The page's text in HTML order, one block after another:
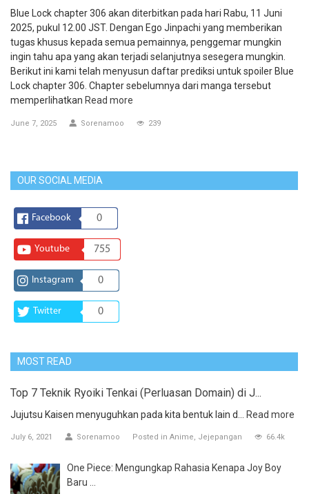
Blue Lock chapter 306 akan diterbitkan pada hari Rabu, 11 Juni
2025, pukul 12.00 JST. Dengan Ego Jinpachi yang memberikan
tugas khusus kepada semua pemainnya, penggemar mungkin
ingin tahu apa yang akan terjadi selanjutnya sesegera mungkin.
Berikut ini kami telah menyusun daftar prediksi untuk spoiler Blue
Lock chapter 306. Chapter sebelumnya dari manga tersebut
memperlihatkan Read more
June 7, 2025 Sorenamoo 239
OUR SOCIAL MEDIA
Facebook 0
Youtube 755
Instagram 0
Twitter 0
MOST READ
Top 7 Teknik Ryoiki Tenkai (Perluasan Domain) di J...
Jujutsu Kaisen menyuguhkan pada kita bentuk lain d... Read more
July 6, 2021 Sorenamoo Posted in Anime Jejepangan 66.4k
One Piece: Mengungkap Rahasia Kenapa Joy Boy
Baru ...